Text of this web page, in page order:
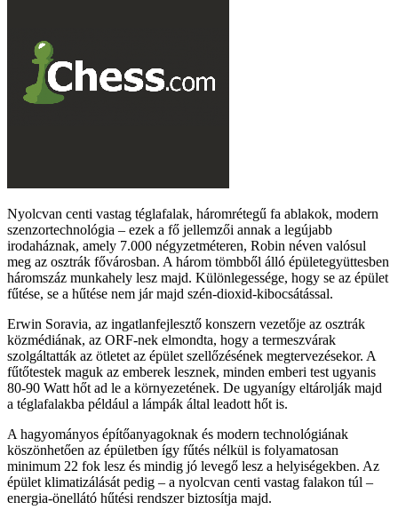
Nyolcvan centi vastag téglafalak, háromrétegű fa ablakok, modern
szenzortechnológia – ezek a fő jellemzői annak a legújabb
irodaháznak, amely 7.000 négyzetméteren, Robin néven valósul
meg az osztrák fővárosban. A három tömbből álló épületegyüttesben
háromszáz munkahely lesz majd. Különlegessége, hogy se az épület
fűtése, se a hűtése nem jár majd szén-dioxid-kibocsátással.
Erwin Soravia, az ingatlanfejlesztő konszern vezetője az osztrák
közmédiának, az ORF-nek elmondta, hogy a termeszvárak
szolgáltatták az ötletet az épület szellőzésének megtervezésekor. A
fűtőtestek maguk az emberek lesznek, minden emberi test ugyanis
80-90 Watt hőt ad le a környezetének. De ugyanígy eltárolják majd
a téglafalakba például a lámpák által leadott hőt is.
A hagyományos építőanyagoknak és modern technológiának
köszönhetően az épületben így fűtés nélkül is folyamatosan
minimum 22 fok lesz és mindig jó levegő lesz a helyiségekben. Az
épület klimatizálását pedig – a nyolcvan centi vastag falakon túl –
energia-önellátó hűtési rendszer biztosítja majd.